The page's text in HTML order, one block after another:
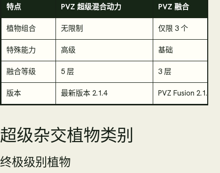
特点 PVZ 超级混合动力 PVZ 融合
植物组合 无限制 仅限 3 个
特殊能力 高级 基础
融合等级 5 层 3 层
版本 最新版本 2.1.4 PVZ Fusion 2.1.3
超级杂交植物类别
终极级别植物